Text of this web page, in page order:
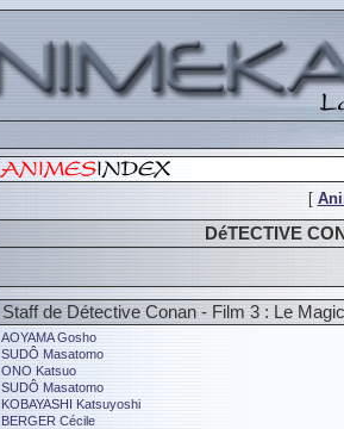
[
DéTECTIVE
Staff de Détective Conan - Film 3 : Le
AOYAMA Gosho
SUDÔ Masatomo
ONO Katsuo
SUDÔ Masatomo
KOBAYASHI Katsuyoshi
BERGER Cécile